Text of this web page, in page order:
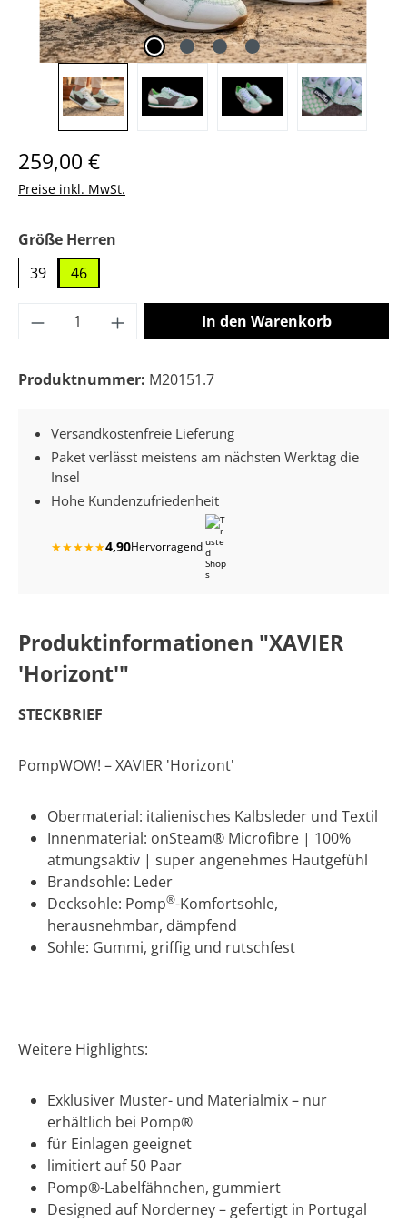
Regulärer Preis:
259,00 €
Preise inkl. MwSt.
Größe Herren
39
46
Produkt Anzahl: Gib den gewünschten
In den Warenkorb
Produktnummer: M20151.7
Versandkostenfreie Lieferung
Paket verlässt meistens am nächsten Werktag die
Insel
Hohe Kundenzufriedenheit
★★★★★4,90Hervorragend
Produktinformationen "XAVIER
'Horizont'"
STECKBRIEF
PompWOW! – XAVIER 'Horizont'
Obermaterial: italienisches Kalbsleder und Textil
Innenmaterial: onSteam® Microfibre | 100%
atmungsaktiv | super angenehmes Hautgefühl
Brandsohle: Leder
Decksohle: Pomp®-Komfortsohle,
herausnehmbar, dämpfend
Sohle: Gummi, griffig und rutschfest
Weitere Highlights:
Exklusiver Muster- und Materialmix – nur
erhältlich bei Pomp®
für Einlagen geeignet
limitiert auf 50 Paar
Pomp®-Labelfähnchen, gummiert
Designed auf Norderney – gefertigt in Portugal